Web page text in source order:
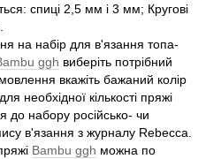
спиці 2,5 мм і 3 мм; Кругові
на набір для в'язання топа-
ggh виберіть потрібний
вкажіть бажаний колір
необхідної кількості пряжі
до набору російсько- чи
в'язання з журналу Rebecca.
Bambu ggh можна по